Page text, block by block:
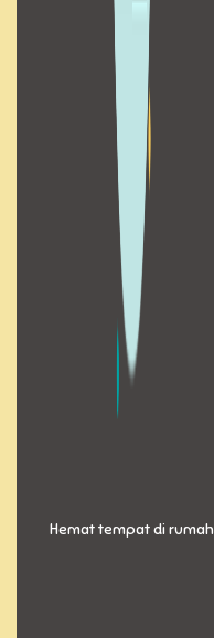
Hemat tempat di rumah